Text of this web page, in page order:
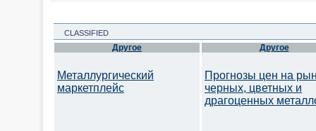
CLASSIFIED
Другое
Металлургический
маркетплейс
Другое
Прогнозы цен на
черных, цветных и
драгоценных